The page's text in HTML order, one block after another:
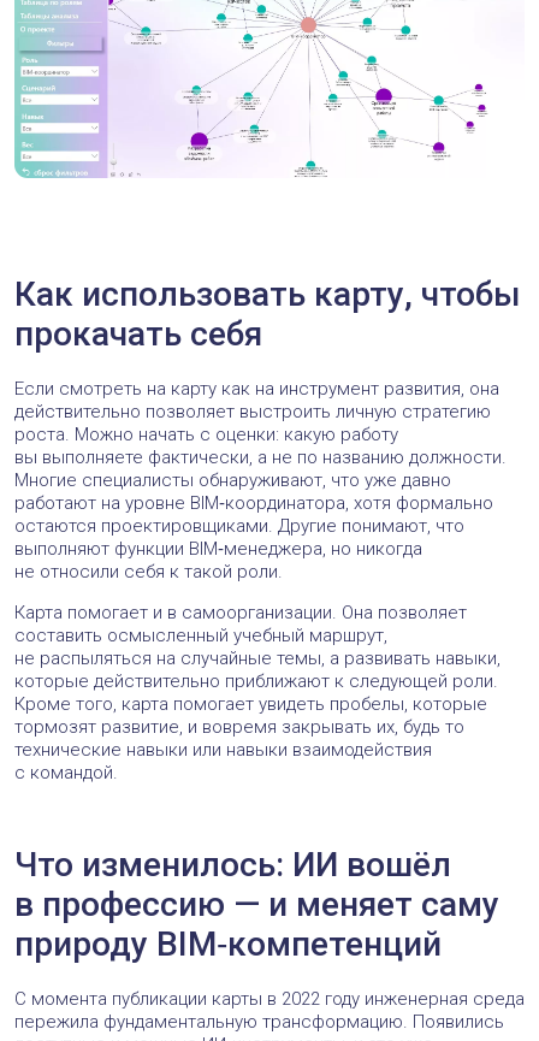
1 2
Максим Зырянов
15 декабря 2025 в 22:47
Алла, спасибо за статью! Список навыков и сценариев и
Анастасия Кирюшина
17 декабря 2025 в 22:38
+1
Да, верно подмечено! OpenBIM надо включить
Ответить
Vladimir
20 декабря 2025 в 11:37
+1
Согласен
Ответить
Где-то недавно слышал что Яндекс с недавних пор начал